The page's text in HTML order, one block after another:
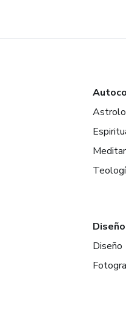
Meditar
Diseño